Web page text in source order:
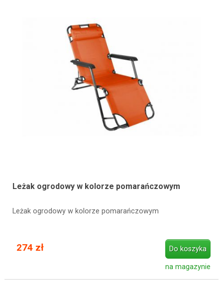
Leżak ogrodowy w kolorze pomarańczowym
Leżak ogrodowy w kolorze pomarańczowym
274 zł Do koszyka
na magazynie